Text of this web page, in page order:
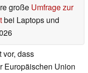
große Umfrage zur
bei Laptops und
vor, dass
Europäischen Union